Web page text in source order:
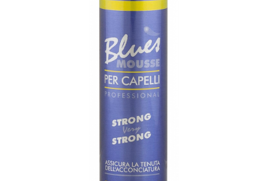
Cosmetice profesionale
Tratamente si masca de par